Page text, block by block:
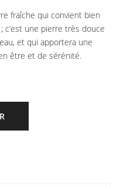
fraîche qui convient bien
c’est une pierre très douce
et qui apportera une
être et de sérénité.